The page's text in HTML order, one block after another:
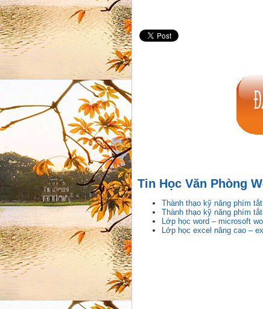
Tin Học Văn Phòng
Thành thạo kỹ năng phím tắt
Thành thạo kỹ năng phím tắt
Lớp học word – microsoft
Lớp học excel nâng cao –